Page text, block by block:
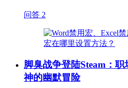
问答 2
脚臭战争登陆Steam：
神的幽默冒险